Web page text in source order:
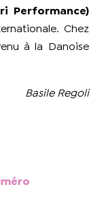
Performance)
Chez
à la Danoise
Basile Regoli